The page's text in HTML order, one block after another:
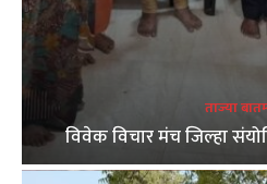
ताज्या
विवेक विचार मंच जिल्हा